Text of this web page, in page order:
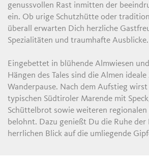
genussvollen Rast inmitten der
ein. Ob urige Schutzhütte oder
überall erwarten Dich herzliche
Spezialitäten und traumhafte Ausblicke.
Eingebettet in blühende Almwiesen
Hängen des Tales sind die Almen
Wanderpause. Nach dem Aufstieg
typischen Südtiroler Marende mit
Schüttelbrot sowie weiteren regionalen
belohnt. Dazu genießt Du die Ruhe der
herrlichen Blick auf die umliegende